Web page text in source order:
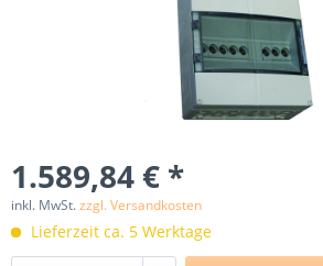
1.589,84 € *
inkl. MwSt.zzgl. Versandkosten
Lieferzeit ca. 5 Werktage